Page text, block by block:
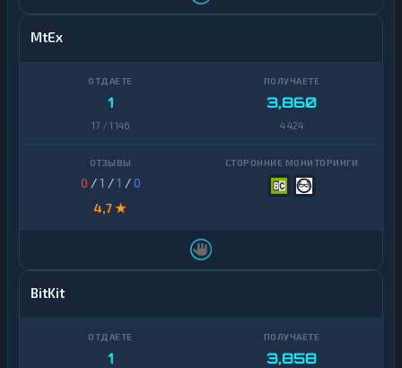
MtEx
1
17 / 1 146
3,860
4 424
0 /1 /1 /0
4,7 ★
BitKit
1 3,858